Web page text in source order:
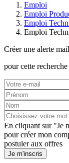
Emploi
Emploi
Emploi
Emploi
Créer une alerte mail
pour cette
En cliquant sur "Je
pour créer mon
postuler aux offres
Je m'inscris